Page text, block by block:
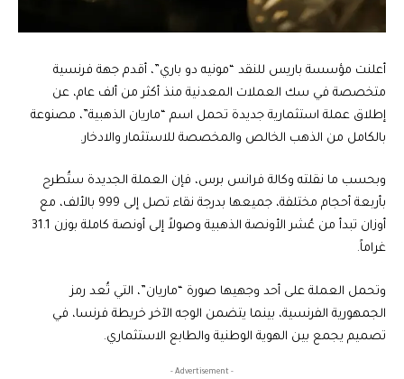
أعلنت مؤسسة باريس للنقد “مونيه دو باري”، أقدم جهة فرنسية
متخصصة في سك العملات المعدنية منذ أكثر من ألف عام، عن
إطلاق عملة استثمارية جديدة تحمل اسم “ماريان الذهبية”، مصنوعة
بالكامل من الذهب الخالص والمخصصة للاستثمار والادخار.
وبحسب ما نقلته وكالة فرانس برس، فإن العملة الجديدة ستُطرح
بأربعة أحجام مختلفة، جميعها بدرجة نقاء تصل إلى 999 بالألف، مع
أوزان تبدأ من عُشر الأونصة الذهبية وصولاً إلى أونصة كاملة بوزن 31.1
غراماً.
وتحمل العملة على أحد وجهيها صورة “ماريان”، التي تُعد رمز
الجمهورية الفرنسية، بينما يتضمن الوجه الآخر خريطة فرنسا، في
تصميم يجمع بين الهوية الوطنية والطابع الاستثماري.
- Advertisement -